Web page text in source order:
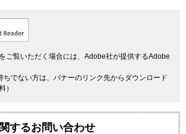
ご覧いただく場合には、Adobe社が提供するAdobe
でない方は、バナーのリンク先からダウンロード
）
するお問い合わせ